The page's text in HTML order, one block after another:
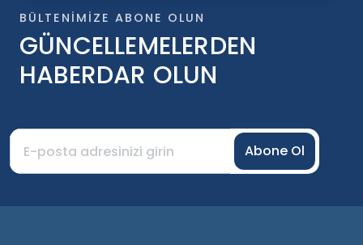
BÜLTENIMIZE ABONE OLUN
GÜNCELLEMELERDEN
HABERDAR OLUN
Abone Ol